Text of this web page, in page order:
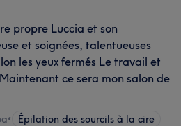
propre Luccia et son
et soignées, talentueuses
les yeux fermés Le travail et
ce sera mon salon de
• Épilation des sourcils à la cire